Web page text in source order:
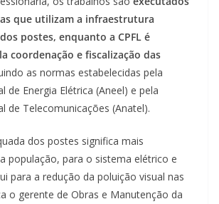
que utilizam a infraestrutura
postes, enquanto a CPFL é
coordenação e fiscalização das
as normas estabelecidas pela
de Energia Elétrica (Aneel) e pela
de Telecomunicações (Anatel).
dos postes significa mais
população, para o sistema elétrico e
para a redução da poluição visual nas
o gerente de Obras e Manutenção da